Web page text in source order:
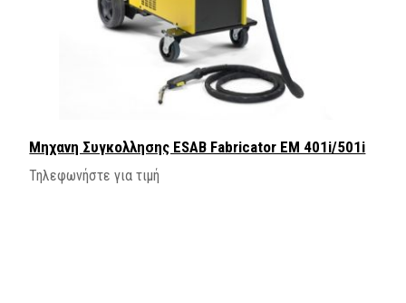
Μηχανη Συγκολλησης ESAB Fabricator EM 401i/501i
Τηλεφωνήστε για τιμή